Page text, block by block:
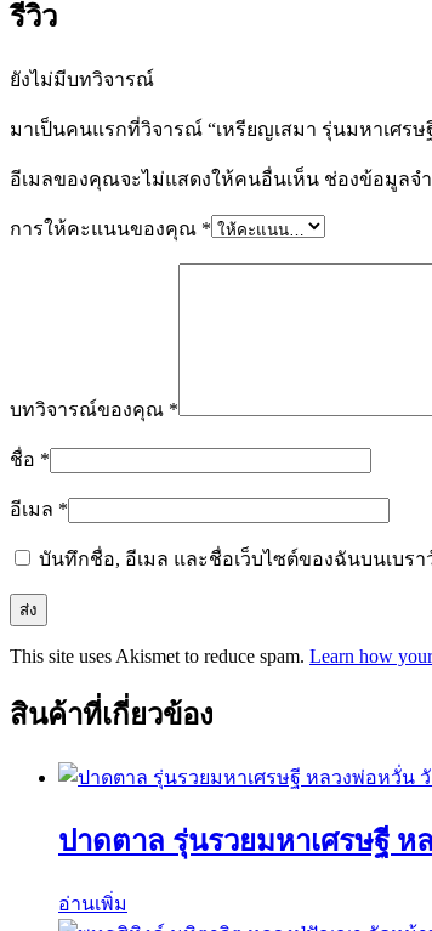
รีวิว
ยังไม่มีบทวิจารณ์
มาเป็นคนแรกที่วิจารณ์ “เหรียญเสมา รุ่นมหาเศรษ
อีเมลของคุณจะไม่แสดงให้คนอื่นเห็น ช่องข้อมูลจ
การให้คะแนนของคุณ *
บทวิจารณ์ของคุณ *
ชื่อ *
อีเมล *
บันทึกชื่อ, อีเมล และชื่อเว็บไซต์ของฉันบนเบร
This site uses Akismet to reduce spam. Learn how
สินค้าที่เกี่ยวข้อง
ปาดตาล รุ่นรวยมหาเศรษฐี
อ่านเพิ่ม